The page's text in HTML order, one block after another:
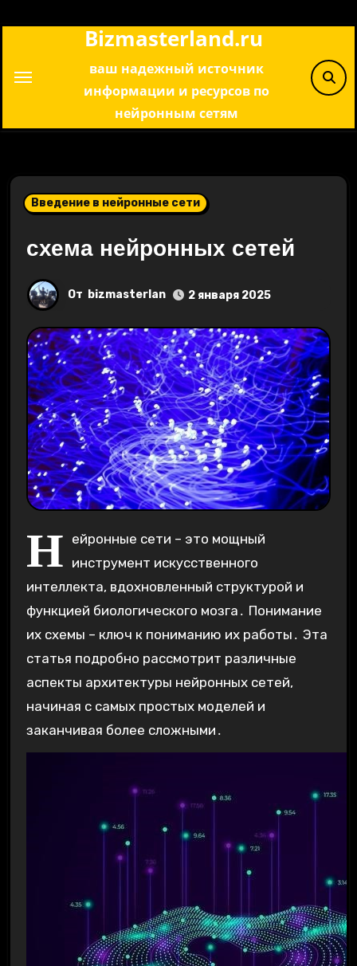
Bizmasterland.ru
ваш надежный источник
информации и ресурсов по
нейронным сетям
Введение в нейронные сети
схема нейронных сетей
От bizmasterlan 2 января 2025
Н ейронные сети – это мощный
инструмент искусственного
интеллекта, вдохновленный структурой и
функцией биологического мозга․ Понимание
их схемы – ключ к пониманию их работы․ Эта
статья подробно рассмотрит различные
аспекты архитектуры нейронных сетей,
начиная с самых простых моделей и
заканчивая более сложными․